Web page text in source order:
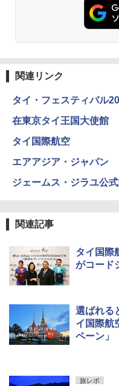
￥2,695
￥2,479
￥
ト プ
人用
易 ト
[キャ
広げる
[キャ
広げ
ッシュ
￥-
レー
【日本
0ml（
秒）射
付き
着替
通気
￥
関連リンク
タイ・フェスティバル
在東京タイ王国大使館
タイ国際航空
エアアジア・ジャパン
ジェームス・ジラユ公
関連記事
タイ国際
がコード
選ばれる
イ国際航
ペーン」
旅レポ